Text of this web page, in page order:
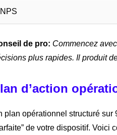
NPS
de pro: Commencez
plus rapides. Il produit
d’action
plan opérationnel structuré sur
de votre dispositif. Voici